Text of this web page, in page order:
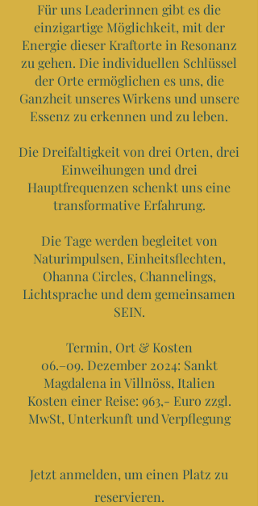
Für uns Leaderinnen gibt es die
einzigartige Möglichkeit, mit der
Energie dieser Kraftorte in Resonanz
zu gehen. Die individuellen Schlüssel
der Orte ermöglichen es uns, die
Ganzheit unseres Wirkens und unsere
Essenz zu erkennen und zu leben.
Die Dreifaltigkeit von drei Orten, drei
Einweihungen und drei
Hauptfrequenzen schenkt uns eine
transformative Erfahrung.
Die Tage werden begleitet von
Naturimpulsen, Einheitsflechten,
Ohanna Circles, Channelings,
Lichtsprache und dem gemeinsamen
SEIN.
Termin, Ort & Kosten
06.–09. Dezember 2024: Sankt
Magdalena in Villnöss, Italien
Kosten einer Reise: 963,- Euro zzgl.
MwSt, Unterkunft und Verpflegung
Jetzt anmelden, um einen Platz zu
reservieren.